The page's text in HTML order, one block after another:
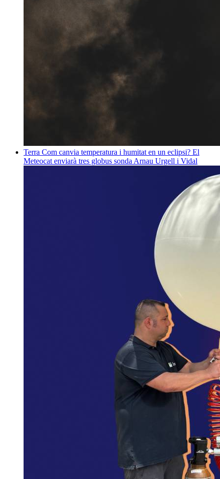
Terra Com canvia temperatura i humitat en un eclipsi? El
Meteocat enviarà tres globus sonda Arnau Urgell i Vidal